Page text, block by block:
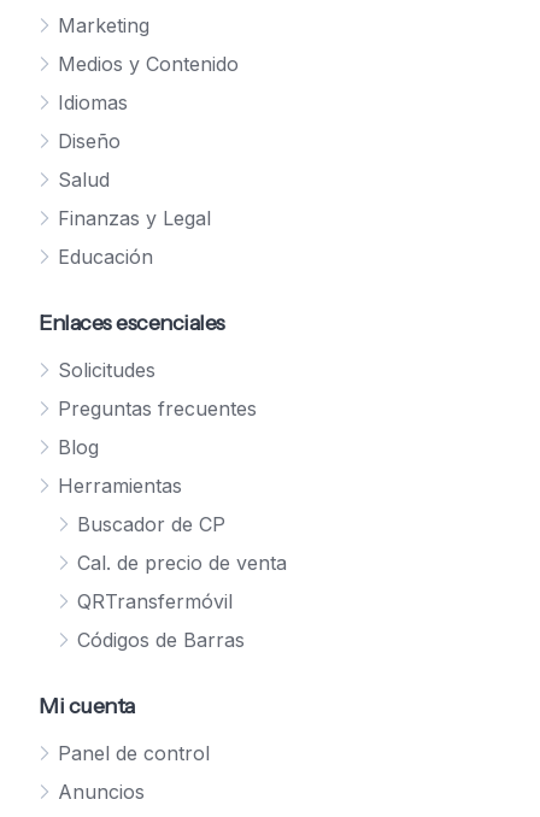
Marketing
Medios y Contenido
Idiomas
Diseño
Salud
Finanzas y Legal
Educación
Enlaces escenciales
Solicitudes
Preguntas frecuentes
Blog
Herramientas
Buscador de CP
Cal. de precio de venta
QRTransfermóvil
Códigos de Barras
Mi cuenta
Panel de control
Anuncios